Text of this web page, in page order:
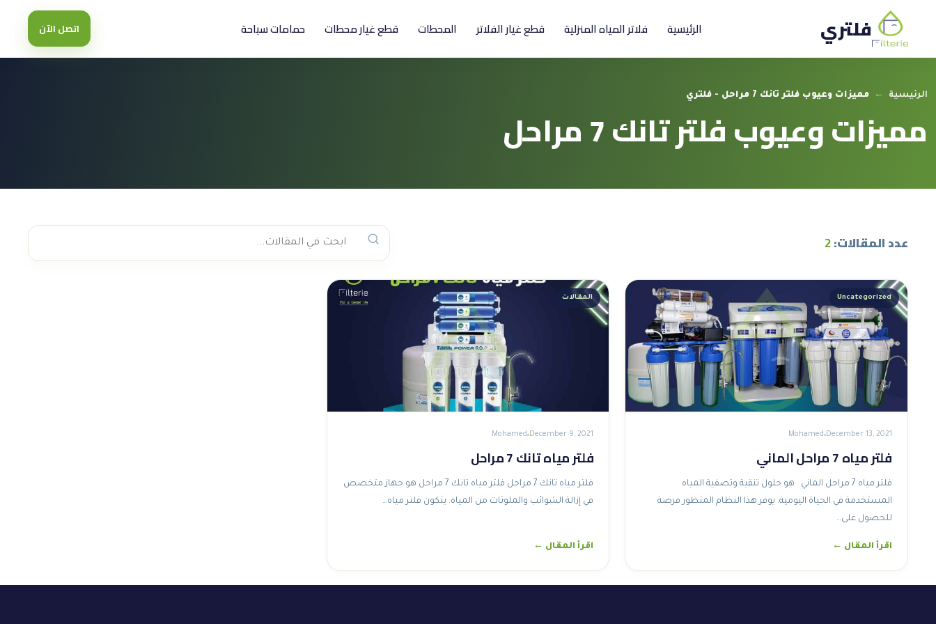
فلتري الرئيسية فلاتر المياه المنزلية قطع غيار الفلاتر المحطات قطع غيار محطات حمامات سباحة اتصل الآن
الرئيسية ← مميزات وعيوب فلتر تانك 7 مراحل - فلتري
مميزات وعيوب فلتر تانك 7 مراحل
عدد المقالات:2
Uncategorized
December 13, 2021
Mohamed
فلتر مياه 7 مراحل الماني
فلتر مياه 7 مراحل الماني هو حلول تنقية وتصفية المياه
المستخدمة في الحياة اليومية. يوفر هذا النظام المتطور فرصة
للحصول على…
اقرأ المقال ←
المقالات
December 9, 2021
Mohamed
فلتر مياه تانك 7 مراحل
فلتر مياه تانك 7 مراحل فلتر مياه تانك 7 مراحل هو جهاز متخصص
في إزالة الشوائب والملوثات من المياه. يتكون فلتر مياه…
اقرأ المقال ←